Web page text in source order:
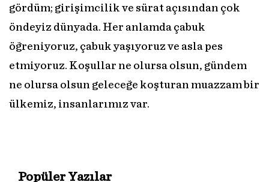
gördüm; girişimcilik ve sürat açısından çok
öndeyiz dünyada. Her anlamda çabuk
öğreniyoruz, çabuk yaşıyoruz ve asla pes
etmiyoruz. Koşullar ne olursa olsun, gündem
ne olursa olsun geleceğe koşturan muazzam bir
ülkemiz, insanlarımız var.
Popüler Yazılar